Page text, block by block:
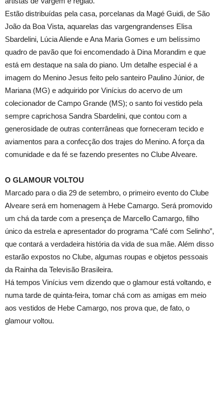
Estão distribuídas pela casa, porcelanas da Magé Guidi, de São
João da Boa Vista, aquarelas das vargengrandenses Elisa
Sbardelini, Lúcia Aliende e Ana Maria Gomes e um belíssimo
quadro de pavão que foi encomendado à Dina Morandim e que
está em destaque na sala do piano. Um detalhe especial é a
imagem do Menino Jesus feito pelo santeiro Paulino Júnior, de
Mariana (MG) e adquirido por Vinícius do acervo de um
colecionador de Campo Grande (MS); o santo foi vestido pela
sempre caprichosa Sandra Sbardelini, que contou com a
generosidade de outras conterrâneas que forneceram tecido e
aviamentos para a confecção dos trajes do Menino. A força da
comunidade e da fé se fazendo presentes no Clube Alveare.
O GLAMOUR VOLTOU
Marcado para o dia 29 de setembro, o primeiro evento do Clube
Alveare será em homenagem à Hebe Camargo. Será promovido
um chá da tarde com a presença de Marcello Camargo, filho
único da estrela e apresentador do programa “Café com Selinho”,
que contará a verdadeira história da vida de sua mãe. Além disso
estarão expostos no Clube, algumas roupas e objetos pessoais
da Rainha da Televisão Brasileira.
Há tempos Vinícius vem dizendo que o glamour está voltando, e
numa tarde de quinta-feira, tomar chá com as amigas em meio
aos vestidos de Hebe Camargo, nos prova que, de fato, o
glamour voltou.